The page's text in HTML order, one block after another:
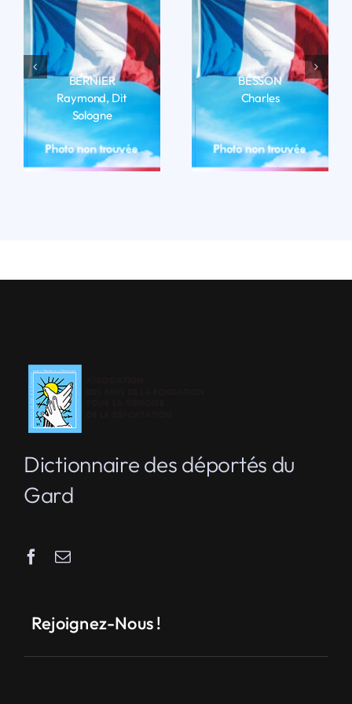
BERNIER
Raymond, Dit
Sologne
LIRE LA BIO
BESSON
Charles
LIRE LA BIO
Dictionnaire des déportés du
Gard
Rejoignez-Nous !